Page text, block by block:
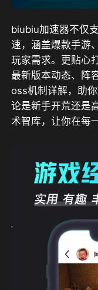
biubiu加速器不仅
速，涵盖爆款手游
玩家需求。更贴心
最新版本动态、阵
oss机制详解，助
论是新手开荒还是
术智库，让你在每